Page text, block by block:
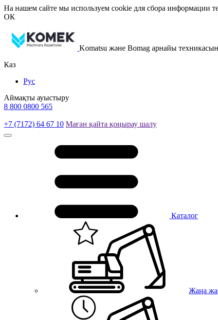
На нашем сайте мы используем cookie для сбора информации
ОК
Komatsu және Bomag арнайы
Каз
Рус
Аймақты ауыстыру
8 800 0800 565
+7 (7172) 64 67 10 Маған қайта қоңырау шалу
Каталог
Жаңа